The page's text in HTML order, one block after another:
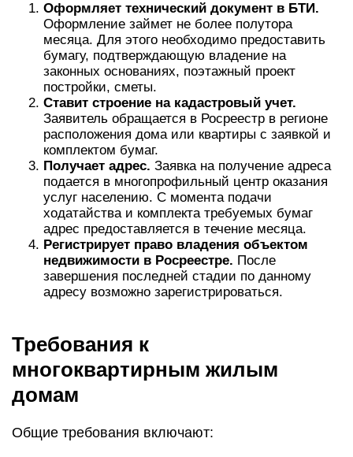
Оформляет технический документ в БТИ.
Оформление займет не более полутора
месяца. Для этого необходимо предоставить
бумагу, подтверждающую владение на
законных основаниях, поэтажный проект
постройки, сметы.
Ставит строение на кадастровый учет.
Заявитель обращается в Росреестр в регионе
расположения дома или квартиры с заявкой и
комплектом бумаг.
Получает адрес. Заявка на получение адреса
подается в многопрофильный центр оказания
услуг населению. С момента подачи
ходатайства и комплекта требуемых бумаг
адрес предоставляется в течение месяца.
Регистрирует право владения объектом
недвижимости в Росреестре. После
завершения последней стадии по данному
адресу возможно зарегистрироваться.
Требования к
многоквартирным жилым
домам
Общие требования включают: